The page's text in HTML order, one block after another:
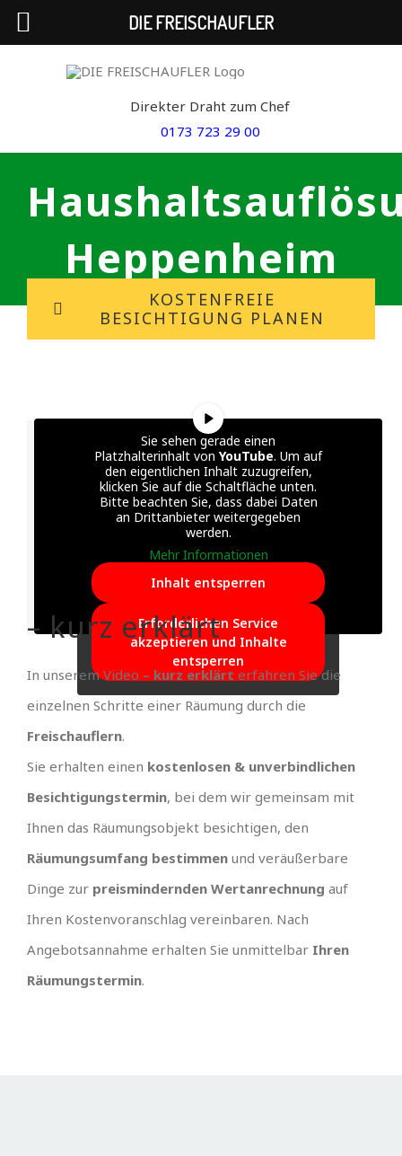
Direkter Draht zum Chef
0173 723 29 00
Heppenheim
KOSTENFREIE
BESICHTIGUNG PLANEN
Sie sehen gerade einen
Platzhalterinhalt von YouTube. Um auf
den eigentlichen Inhalt zuzugreifen,
klicken Sie auf die Schaltfläche unten.
Bitte beachten Sie, dass dabei Daten
an Drittanbieter weitergegeben
werden.
Mehr Informationen
Inhalt entsperren
Erforderlichen Service
akzeptieren und Inhalte
entsperren
– kurz erklärt
In unserem Video – kurz erklärt erfahren Sie die
einzelnen Schritte einer Räumung durch die
Freischauflern.
Sie erhalten einen kostenlosen & unverbindlichen
Besichtigungstermin, bei dem wir gemeinsam mit
Ihnen das Räumungsobjekt besichtigen, den
Räumungsumfang bestimmen und veräußerbare
Dinge zur preismindernden Wertanrechnung auf
Ihren Kostenvoranschlag vereinbaren. Nach
Angebotsannahme erhalten Sie unmittelbar Ihren
Räumungstermin.
DIE FREISCHAUFLER